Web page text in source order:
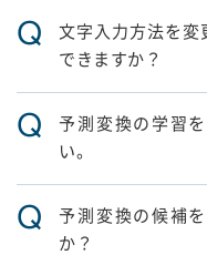
Q
文字入力方法を変
できますか？
Q
予測変換の学習
い。
Q
予測変換の候補
か？